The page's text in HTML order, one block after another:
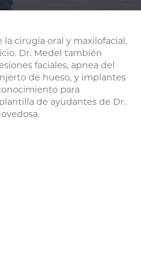
la cirugía oral y maxilofacial,
Dr. Medel también
faciales, apnea del
de hueso, y implantes
para
de ayudantes de Dr.